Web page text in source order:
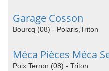
Garage Cosson
Bourcq (08) - Polaris,Triton
Méca Pièces Méca
Poix Terron (08) - Triton